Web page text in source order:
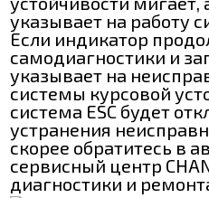
указывает на работу
Если индикатор
самодиагностики и
указывает на
системы курсовой
система ESC будет
устранения
скорее обратитесь в
сервисный центр
диагностики и